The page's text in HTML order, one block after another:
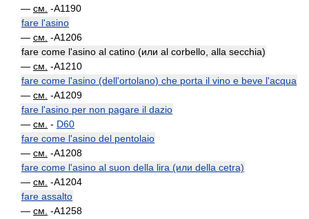
— см. -A1190
fare l'asino
— см. -A1206
fare come l'asino al catino (или al corbello, alla secchia)
— см. -A1210
fare come l'asino (dell'ortolano) che porta il vino e beve l'acqua
— см. -A1209
fare l'asino per non pagare il dazio
— см. - D60
fare come l'asino del pentolaio
— см. -A1208
fare come l'asino al suon della lira (или della cetra)
— см. -A1204
fare assalto
— см. -A1258